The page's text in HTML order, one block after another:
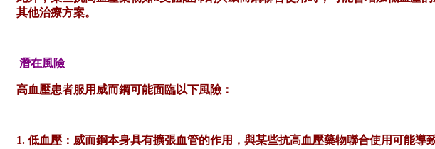
其他治療方案。
潛在風險
高血壓患者服用威而鋼可能面臨以下風險：
1. 低血壓：威而鋼本身具有擴張血管的作用，與某些抗高血壓藥物聯合使用可能導